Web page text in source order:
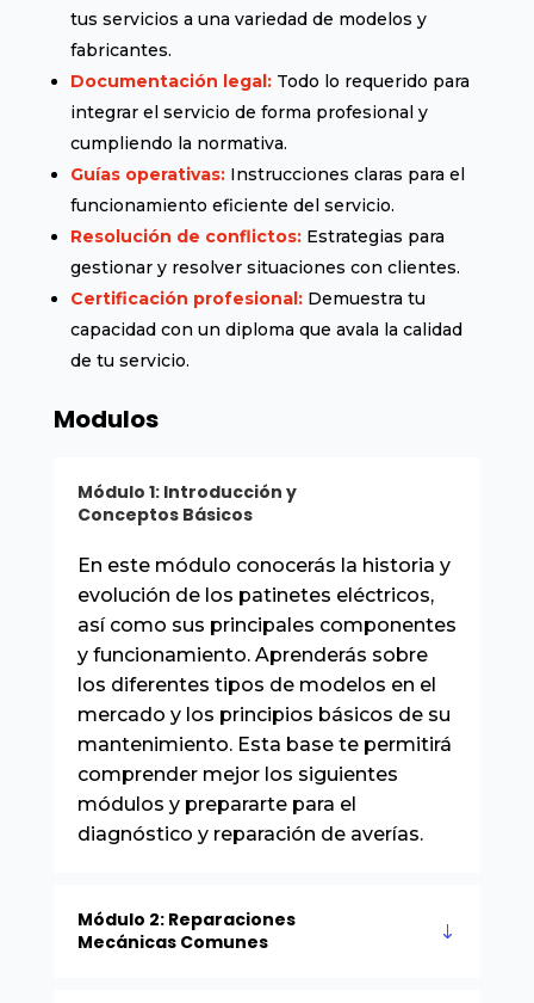
tus servicios a una variedad de modelos y
fabricantes.
Documentación legal:Todo lo requerido para
integrar el servicio de forma profesional y
cumpliendo la normativa.
Guías operativas:Instrucciones claras para el
funcionamiento eficiente del servicio.
Resolución de conflictos:Estrategias para
gestionar y resolver situaciones con clientes.
Certificación profesional:Demuestra tu
capacidad con un diploma que avala la calidad
de tu servicio.
Modulos
Módulo 1: Introducción y
Conceptos Básicos
En este módulo conocerás la historia y
evolución de los patinetes eléctricos,
así como sus principales componentes
y funcionamiento. Aprenderás sobre
los diferentes tipos de modelos en el
mercado y los principios básicos de su
mantenimiento. Esta base te permitirá
comprender mejor los siguientes
módulos y prepararte para el
diagnóstico y reparación de averías.
Módulo 2: Reparaciones
Mecánicas Comunes